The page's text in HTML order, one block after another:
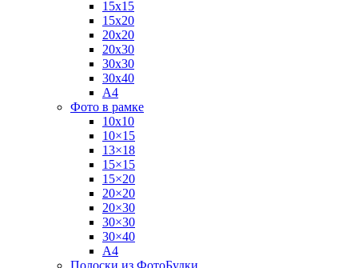
15х15
15х20
20х20
20х30
30х30
30х40
А4
Фото в рамке
10х10
10×15
13×18
15×15
15×20
20×20
20×30
30×30
30×40
A4
Полоски из ФотоБудки